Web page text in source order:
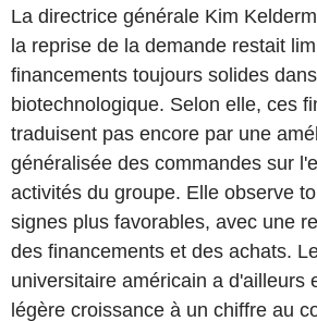
La directrice générale Kim
la reprise de la demande restait
financements toujours solides
biotechnologique. Selon elle, ces
traduisent pas encore par une
généralisée des commandes sur
activités du groupe. Elle observe
signes plus favorables, avec une
des financements et des achats.
universitaire américain a d'ailleurs
légère croissance à un chiffre au